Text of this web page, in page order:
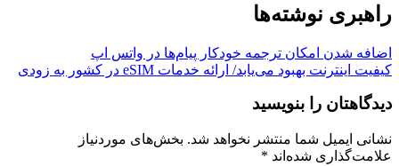
راهبری نوشته‌ها
اضافه شدن امکان ترجمه خودکار پیام‌ها در واتس اپ
کیفیت اینترنت بهبود می‌یابد/ ارائه خدمات eSIM در کشور به زودی
دیدگاهتان را بنویسید
نشانی ایمیل شما منتشر نخواهد شد. بخش‌های موردنیاز
علامت‌گذاری شده‌اند *